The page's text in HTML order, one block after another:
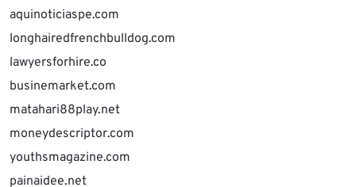
aquinoticiaspe.com
longhairedfrenchbulldog.com
lawyersforhire.co
businemarket.com
matahari88play.net
moneydescriptor.com
youthsmagazine.com
painaidee.net